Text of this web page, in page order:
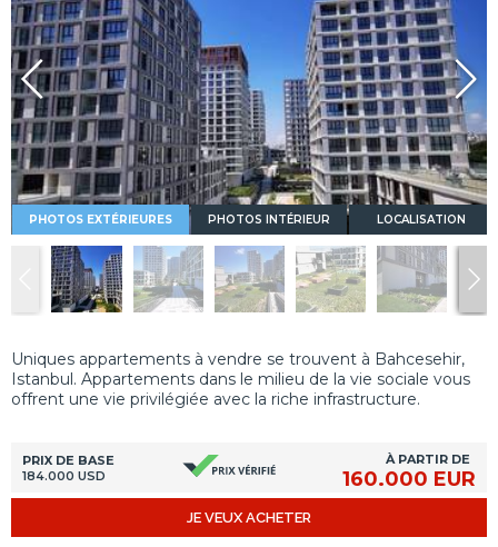
PHOTOS EXTÉRIEURES PHOTOS INTÉRIEUR LOCALISATION
Uniques appartements à vendre se trouvent à Bahcesehir,
Istanbul. Appartements dans le milieu de la vie sociale vous
offrent une vie privilégiée avec la riche infrastructure.
PRIX DE BASE
184.000 USD
À PARTIR DE
160.000 EUR
JE VEUX ACHETER